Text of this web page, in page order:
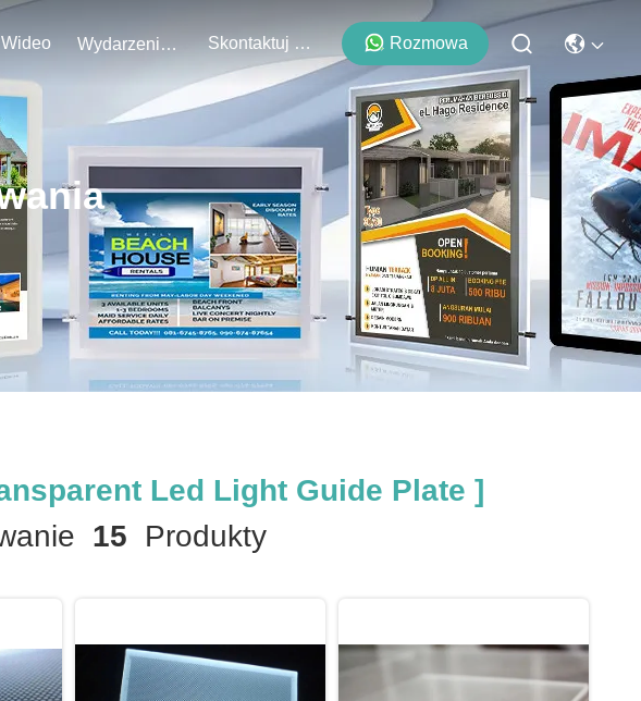
Wideo Wydarzenia Skontaktuj Się Z Nami Rozmowa
Led Light Guide Plate ]
15 Produkty